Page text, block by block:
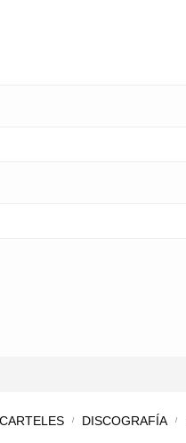
CARTELES DISCOGRAFÍA